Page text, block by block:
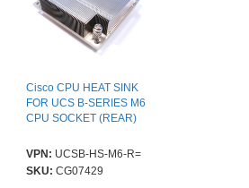
Cisco CPU HEAT SINK
FOR UCS B-SERIES M6
CPU SOCKET (REAR)
VPN: UCSB-HS-M6-R=
SKU: CG07429